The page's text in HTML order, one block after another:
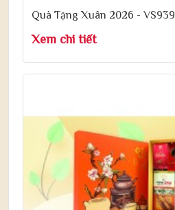
Quà Tặng Xuân 2026 - VS939
Xem chi tiết